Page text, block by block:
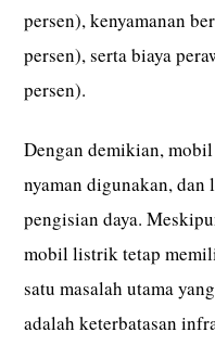
persen), kenyamanan
persen), serta biaya
persen).
Dengan demikian,
nyaman digunakan,
pengisian daya.
mobil listrik tetap
satu masalah utama
adalah keterbatasan